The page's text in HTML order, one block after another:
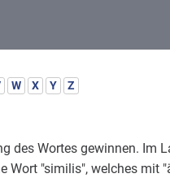
W X Y Z
des Wortes gewinnen. Im
"similis", welches mit